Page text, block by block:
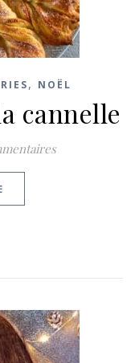
, NOËL
cannelle